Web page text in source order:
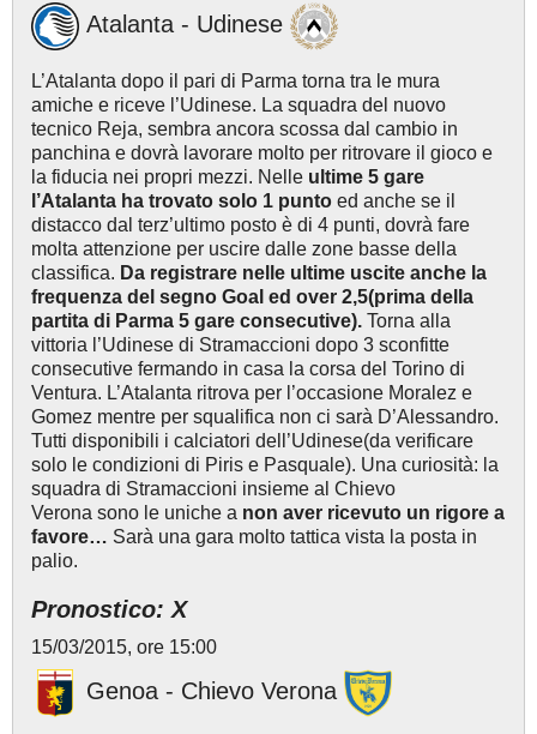
Atalanta - Udinese
L’Atalanta dopo il pari di Parma torna tra le mura
amiche e riceve l’Udinese. La squadra del nuovo
tecnico Reja, sembra ancora scossa dal cambio in
panchina e dovrà lavorare molto per ritrovare il gioco e
la fiducia nei propri mezzi. Nelle ultime 5 gare
l’Atalanta ha trovato solo 1 punto ed anche se il
distacco dal terz’ultimo posto è di 4 punti, dovrà fare
molta attenzione per uscire dalle zone basse della
classifica. Da registrare nelle ultime uscite anche la
frequenza del segno Goal ed over 2,5(prima della
partita di Parma 5 gare consecutive). Torna alla
vittoria l’Udinese di Stramaccioni dopo 3 sconfitte
consecutive fermando in casa la corsa del Torino di
Ventura. L’Atalanta ritrova per l’occasione Moralez e
Gomez mentre per squalifica non ci sarà D’Alessandro.
Tutti disponibili i calciatori dell’Udinese(da verificare
solo le condizioni di Piris e Pasquale). Una curiosità: la
squadra di Stramaccioni insieme al Chievo
Verona sono le uniche a non aver ricevuto un rigore a
favore… Sarà una gara molto tattica vista la posta in
palio.
Pronostico: X
15/03/2015, ore 15:00
Genoa - Chievo Verona